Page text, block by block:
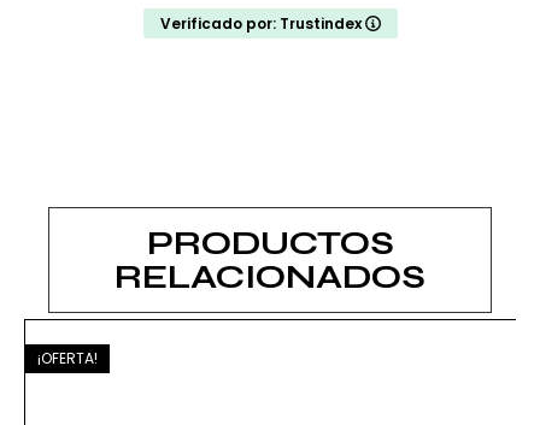
Verificado por: Trustindex
PRODUCTOS
RELACIONADOS
¡OFERTA!